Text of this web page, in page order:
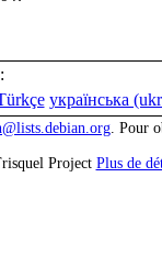
українська
. Pour
Project Plus de